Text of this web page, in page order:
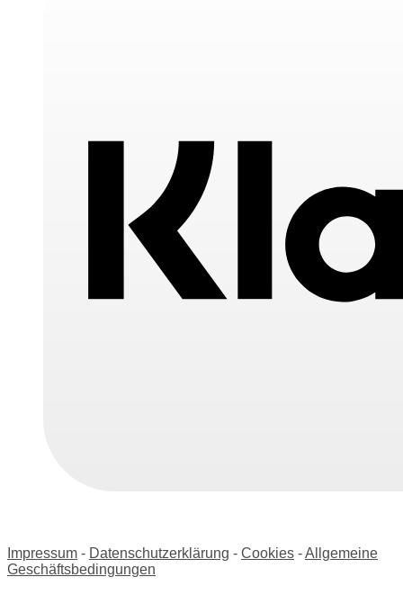
Impressum - Datenschutzerklärung - Cookies -Allgemeine
Geschäftsbedingungen